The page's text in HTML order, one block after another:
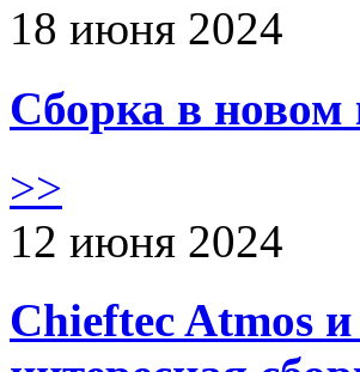
18 июня 2024
Сборка в новом
>>
12 июня 2024
Chieftec Atmos